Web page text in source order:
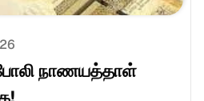
நாணயத்தாள்